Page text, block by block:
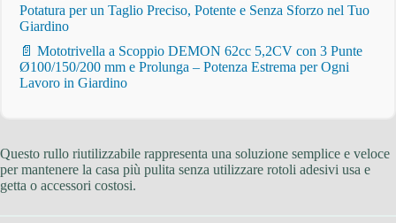
Potatura per un Taglio Preciso, Potente e Senza Sforzo nel Tuo
Giardino
📄 Mototrivella a Scoppio DEMON 62cc 5,2CV con 3 Punte
Ø100/150/200 mm e Prolunga – Potenza Estrema per Ogni
Lavoro in Giardino
Questo rullo riutilizzabile rappresenta una soluzione semplice e veloce
per mantenere la casa più pulita senza utilizzare rotoli adesivi usa e
getta o accessori costosi.